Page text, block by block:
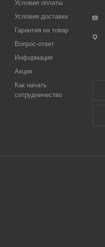
Условия оплаты
Условия доставки
Гарантия на товар
Вопрос-ответ
Информация
Акция
Как начать
сотрудничество